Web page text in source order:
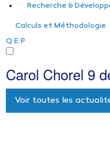
Recherche &
Calculs et Méthodologie
Q E P
Carol Chorel 9
Voir toutes les